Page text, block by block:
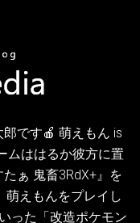
です🍎 萌えもん is
ムははるか彼方に置
ぁ 鬼畜3RdX+』を
萌えもんをプレイし
った「改造ポケモン